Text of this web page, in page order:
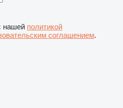
нашей политикой
соглашением.